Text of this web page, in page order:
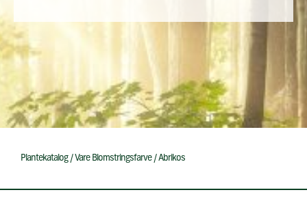
Plantekatalog/Vare Blomstringsfarve/Abrikos